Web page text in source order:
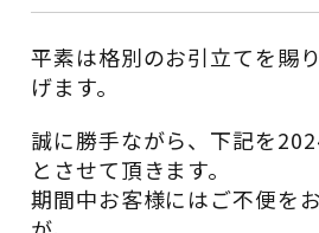
平素は格別のお引立てを賜
げます。
誠に勝手ながら、下記を
とさせて頂きます。
期間中お客様にはご不便を